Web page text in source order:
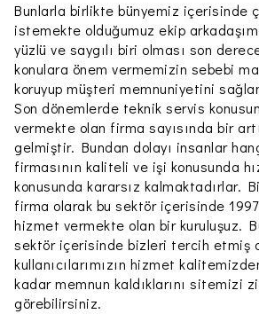
Bunlarla birlikte bünyemiz içerisinde
istemekte olduğumuz ekip
yüzlü ve saygılı biri olması son
konulara önem vermemizin sebebi
koruyup müşteri memnuniyetini
Son dönemlerde teknik servis
vermekte olan firma sayısında bir
gelmiştir. Bundan dolayı insanlar
firmasının kaliteli ve işi konusunda
konusunda kararsız kalmaktadırlar.
firma olarak bu sektör içerisinde 1997
hizmet vermekte olan bir kuruluşuz.
sektör içerisinde bizleri tercih etmiş
kullanıcılarımızın hizmet
kadar memnun kaldıklarını sitemizi
görebilirsiniz.